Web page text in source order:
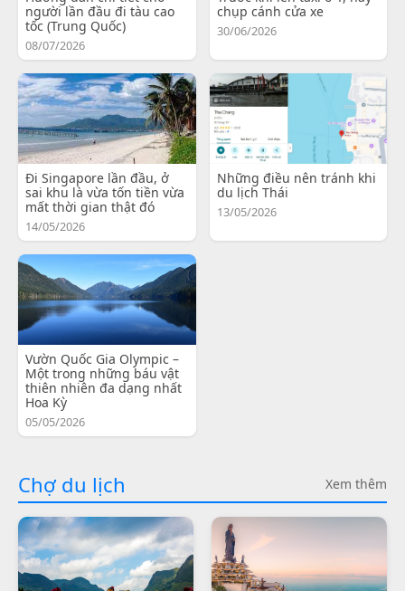
người lần đầu đi tàu cao
tốc (Trung Quốc)
08/07/2026
chụp cánh cửa xe
30/06/2026
Đi Singapore lần đầu, ở
sai khu là vừa tốn tiền vừa
mất thời gian thật đó
14/05/2026
Những điều nên tránh khi
du lịch Thái
13/05/2026
Vườn Quốc Gia Olympic –
Một trong những báu vật
thiên nhiên đa dạng nhất
Hoa Kỳ
05/05/2026
Chợ du lịch Xem thêm